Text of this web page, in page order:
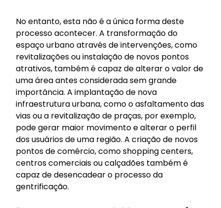
No entanto, esta não é a única forma deste
processo acontecer. A transformação do
espaço urbano através de intervenções, como
revitalizações ou instalação de novos pontos
atrativos, também é capaz de alterar o valor de
uma área antes considerada sem grande
importância. A implantação de nova
infraestrutura urbana, como o asfaltamento das
vias ou a revitalização de praças, por exemplo,
pode gerar maior movimento e alterar o perfil
dos usuários de uma região. A criação de novos
pontos de comércio, como shopping centers,
centros comerciais ou calçadões também é
capaz de desencadear o processo da
gentrificação.